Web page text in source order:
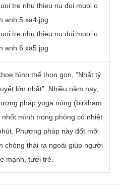
hình thể thon gọn, “Nhất tỷ
lớn nhất”. Nhiều năm nay,
pháp yoga nóng (birkham
mình trong phòng có nhiệt
Phương pháp này đốt mỡ
chóng thải ra ngoài giúp người
mạnh, tươi trẻ.